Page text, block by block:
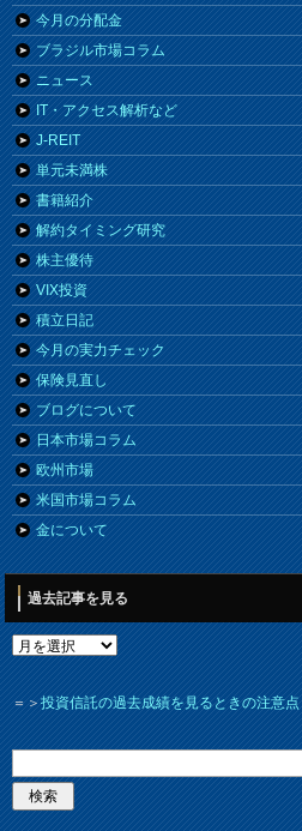
今月の分配金
ブラジル市場コラム
ニュース
IT・アクセス解析など
J-REIT
単元未満株
書籍紹介
解約タイミング研究
株主優待
VIX投資
積立日記
今月の実力チェック
保険見直し
ブログについて
日本市場コラム
欧州市場
米国市場コラム
金について
過去記事を見る
＝＞投資信託の過去成績を見るときの注意点